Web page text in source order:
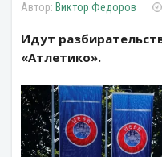
Виктор Федоров
Идут
«Атлетико».